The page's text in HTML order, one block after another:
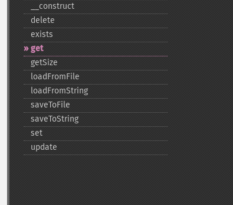
_​_​construct
delete
exists
get
getSize
loadFromFile
loadFromString
saveToFile
saveToString
set
update